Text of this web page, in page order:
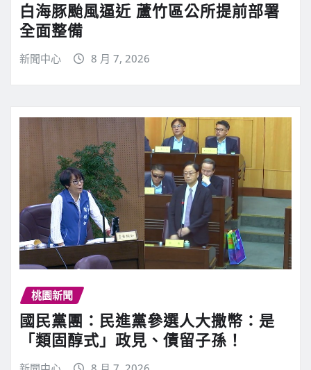
白海豚颱風逼近 蘆竹區公所提前部署
全面整備
新聞中心 8 月 7, 2026
桃園新聞
國民黨團：民進黨參選人大撒幣：是
「類固醇式」政見、債留子孫！